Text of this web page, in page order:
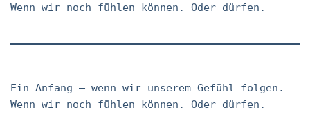
Wenn wir noch fühlen können. Oder dürfen.
Ein Anfang – wenn wir unserem Gefühl folgen.
Wenn wir noch fühlen können. Oder dürfen.